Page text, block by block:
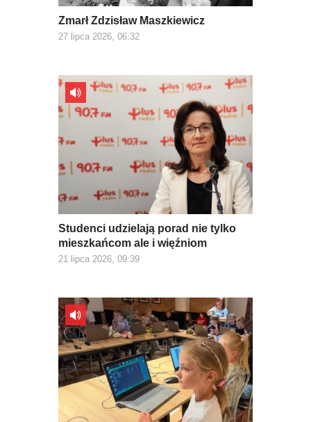
Zmarł Zdzisław Maszkiewicz
27 lipca 2026, 06:32
Studenci udzielają porad nie tylko
mieszkańcom ale i więźniom
21 lipca 2026, 09:39